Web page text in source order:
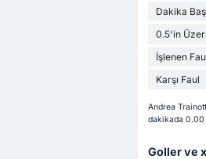
Dakika
0.5'in
İşlenen
Karşı Faul
Andrea
dakikada 0.00
Goller ve